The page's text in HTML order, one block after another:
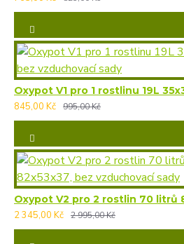
845,00 Kč
995,00 Kč
2 345,00 Kč
2 995,00 Kč